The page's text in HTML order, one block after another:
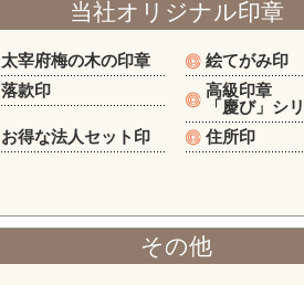
当社オリジナル印章
太宰府梅の木の印章
絵てがみ印
落款印
高級印章
「慶び」シ
お得な法人セット印
住所印
その他